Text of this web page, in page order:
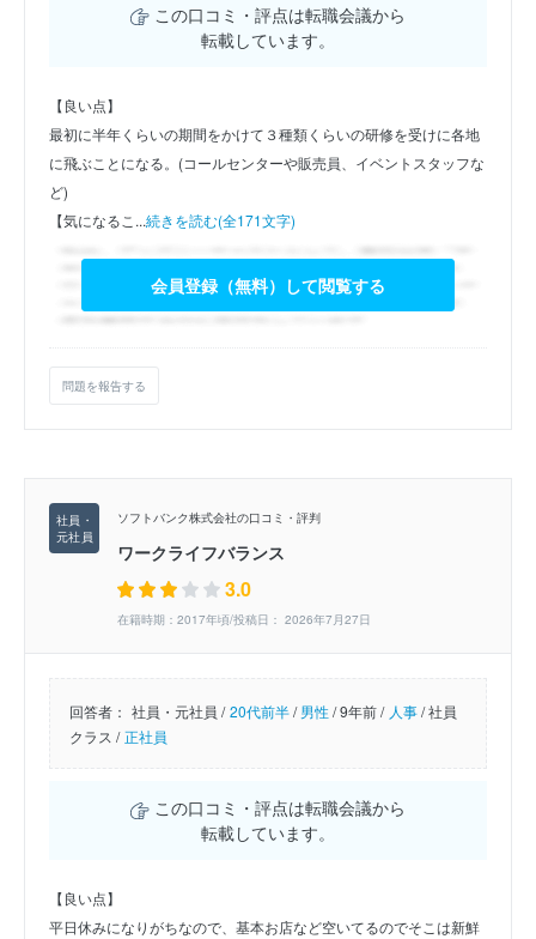
この口コミ・評点は転職会議から
転載しています。
【良い点】
最初に半年くらいの期間をかけて３種類くらいの研修を受けに各地
に飛ぶことになる。(コールセンターや販売員、イベントスタッフな
ど)
【気になるこ...続きを読む(全171文字)
会員登録（無料）して閲覧する
問題を報告する
ソフトバンク株式会社の口コミ・評判
ワークライフバランス
3.0
在籍時期：2017年頃/投稿日： 2026年7月27日
回答者： 社員・元社員 / 20代前半/男性/9年前 / 人事/社員
クラス / 正社員
この口コミ・評点は転職会議から
転載しています。
【良い点】
平日休みになりがちなので、基本お店など空いてるのでそこは新鮮